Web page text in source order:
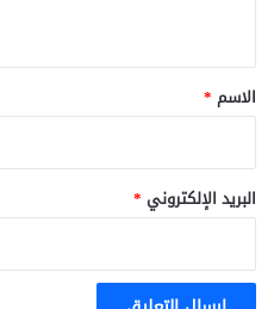
*
الاسم *
البريد الإلكتروني *